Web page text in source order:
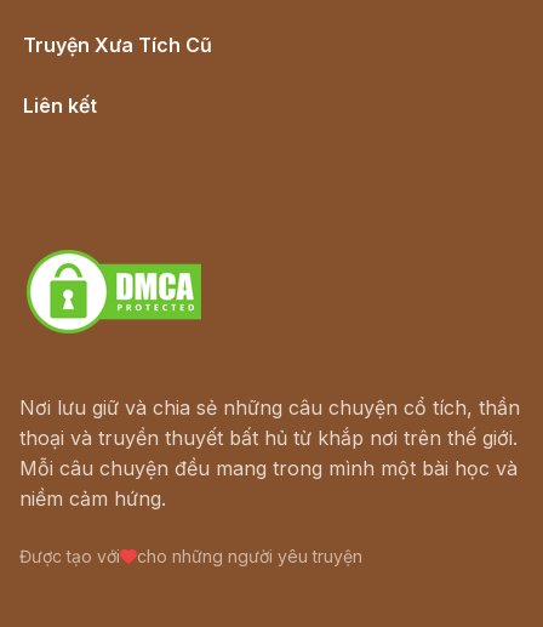
Truyện Xưa Tích Cũ
Liên kết
Nơi lưu giữ và chia sẻ những câu chuyện cổ tích, thần
thoại và truyền thuyết bất hủ từ khắp nơi trên thế giới.
Mỗi câu chuyện đều mang trong mình một bài học và
niềm cảm hứng.
Được tạo với cho những người yêu truyện